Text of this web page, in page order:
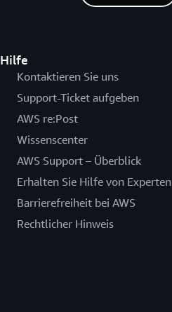
Hilfe
Kontaktieren Sie uns
Support-Ticket aufgeben
AWS re:Post
Wissenscenter
AWS Support – Überblick
Erhalten Sie Hilfe von Experten
Barrierefreiheit bei AWS
Rechtlicher Hinweis